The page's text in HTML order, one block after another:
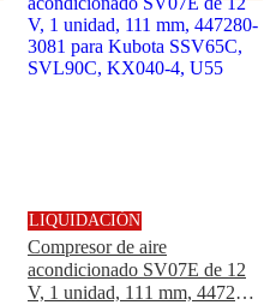
LIQUIDACIÓN
Compresor de aire
acondicionado SV07E de 12
V, 1 unidad, 111 mm, 447280-